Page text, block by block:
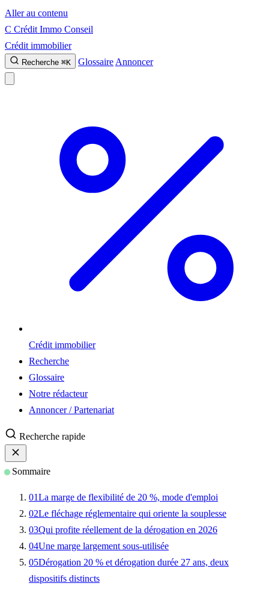
Aller au contenu
C Crédit Immo Conseil
Crédit immobilier
Recherche ⌘K Glossaire Annoncer
Crédit immobilier
Recherche
Glossaire
Notre rédacteur
Annoncer / Partenariat
Recherche rapide
Sommaire
01La marge de flexibilité de 20 %, mode d'emploi
02Le fléchage réglementaire qui oriente la souplesse
03Qui profite réellement de la dérogation en 2026
04Une marge largement sous-utilisée
05Dérogation 20 % et dérogation durée 27 ans, deux
dispositifs distincts